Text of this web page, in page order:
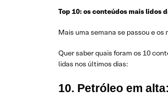
Top 10: os conteúdos mais lidos
Mais uma semana se passou e
Quer saber quais foram os 10
lidas nos últimos dias:
10. Petróleo em